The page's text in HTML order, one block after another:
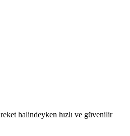
halindeyken hızlı ve güvenilir